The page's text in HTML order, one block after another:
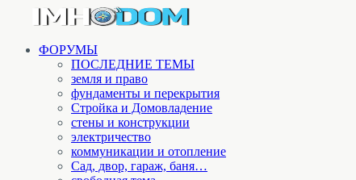
ФОРУМЫ
ПОСЛЕДНИЕ ТЕМЫ
земля и право
фундаменты и перекрытия
Стройка и Домовладение
стены и конструкции
электричество
коммуникации и отопление
Cад, двор, гараж, баня…